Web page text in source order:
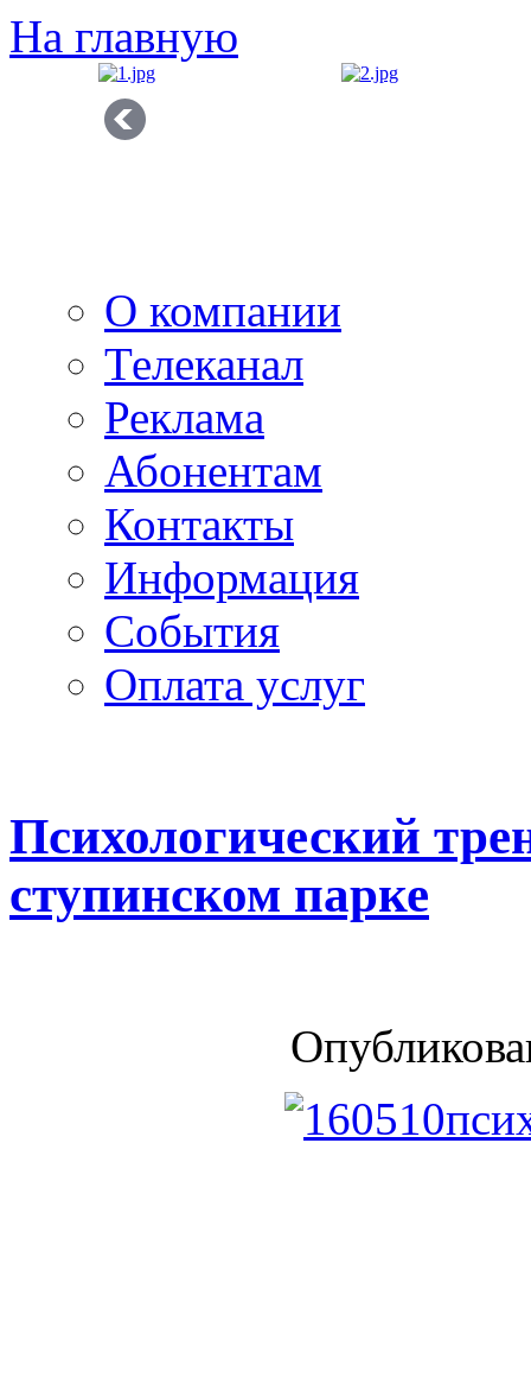
На главную
О компании
Телеканал
Реклама
Абонентам
Контакты
Информация
Cобытия
Оплата услуг
Психологический
ступинском парке